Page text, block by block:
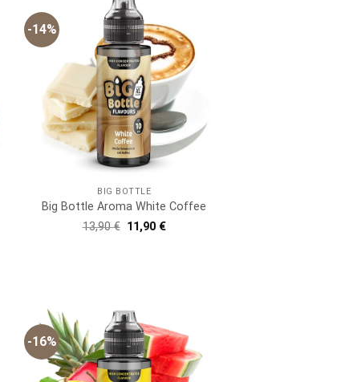
-14%
BIG BOTTLE
Big Bottle Aroma White Coffee
13,90€ Ursprünglicher
Preis
11,90 €Aktueller
-16%